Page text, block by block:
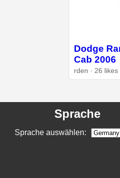
Dodge
Cab 2006
rden · 26 likes
Sprache
Sprache auswählen: